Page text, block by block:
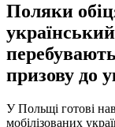
Поляки
український
призову до
У Польщі готові
мобілізованих